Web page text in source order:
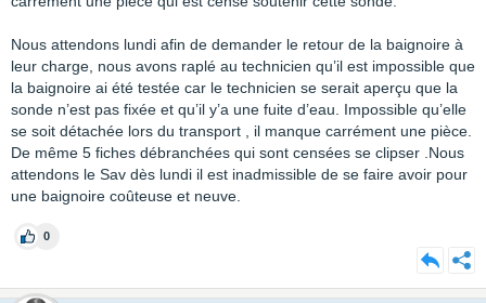
Nous attendons lundi afin de demander le retour de la baignoire à
leur charge, nous avons raplé au technicien qu’il est impossible que
la baignoire ai été testée car le technicien se serait aperçu que la
sonde n’est pas fixée et qu’il y’a une fuite d’eau. Impossible qu’elle
se soit détachée lors du transport , il manque carrément une pièce.
De même 5 fiches débranchées qui sont censées se clipser .Nous
attendons le Sav dès lundi il est inadmissible de se faire avoir pour
une baignoire coûteuse et neuve.
0